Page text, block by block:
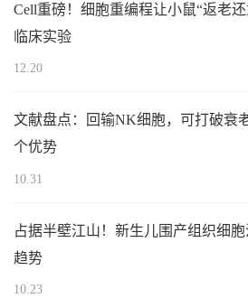
Cell重磅！细胞重编程让小鼠“返老
临床实验
12.20
文献盘点：回输NK细胞，可打破衰
个优势
10.31
占据半壁江山！新生儿围产组织细
趋势
10.23